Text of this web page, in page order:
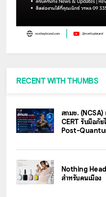
RECENT WITH THUMBS
สกมช. (NCSA)
CERT รับมือภัย
Post-
Nothing
สำหรับคนเมือง